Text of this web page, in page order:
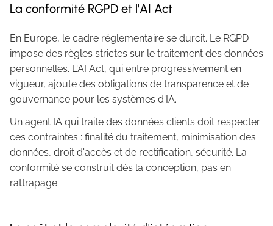
La conformité RGPD et l'AI Act
En Europe, le cadre réglementaire se durcit. Le RGPD
impose des règles strictes sur le traitement des données
personnelles. L'AI Act, qui entre progressivement en
vigueur, ajoute des obligations de transparence et de
gouvernance pour les systèmes d'IA.
Un agent IA qui traite des données clients doit respecter
ces contraintes : finalité du traitement, minimisation des
données, droit d'accès et de rectification, sécurité. La
conformité se construit dès la conception, pas en
rattrapage.